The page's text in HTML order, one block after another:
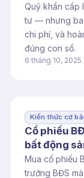
Quỹ khẩn cấp
tư — nhưng
chi phí, và
đúng con số.
6 tháng 10, 2025
Kiến thức cơ
Cổ phiếu
bất động
Mua cổ phiếu
trưởng BĐS